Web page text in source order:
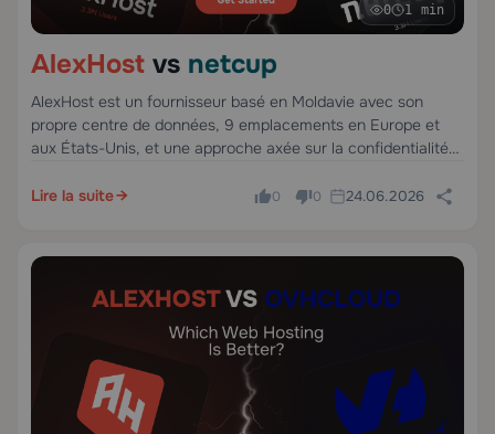
0 1 min
AlexHost vs netcup
AlexHost est un fournisseur basé en Moldavie avec son
propre centre de données, 9 emplacements en Europe et
aux États-Unis, et une approche axée sur la confidentialité
fournisseur allemand fondé en 2008, spécialisé dans les
Lire la suite 0 0 24.06.2026